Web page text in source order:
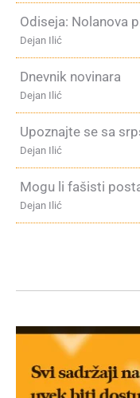
Odiseja: Nolanova
Dejan Ilić
Dnevnik novinara
Dejan Ilić
Upoznajte se sa
Dejan Ilić
Mogu li fašisti
Dejan Ilić